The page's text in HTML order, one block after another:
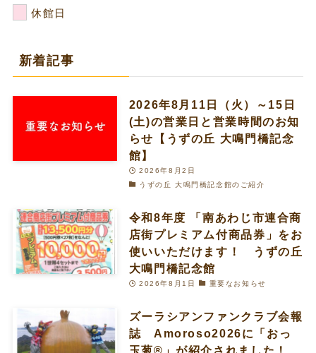
休館日
新着記事
2026年8月11日（火）～15日
(土)の営業日と営業時間のお知
らせ【うずの丘 大鳴門橋記念
館】
2026年8月2日
うずの丘 大鳴門橋記念館のご紹介
令和8年度 「南あわじ市連合商
店街プレミアム付商品券」をお
使いいただけます！ うずの丘
大鳴門橋記念館
2026年8月1日 重要なお知らせ
ズーラシアンファンクラブ会報
誌 Amoroso2026に「おっ